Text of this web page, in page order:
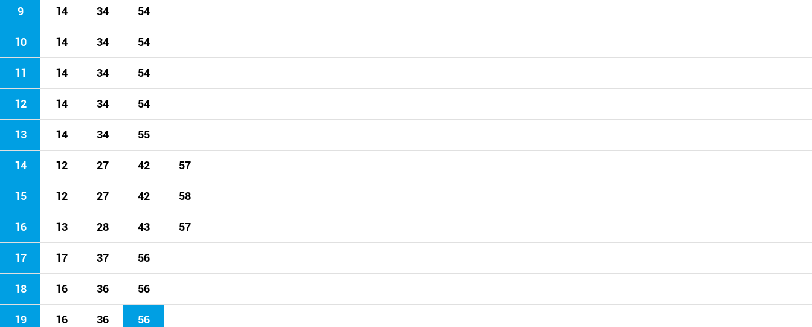
9 14 34 54
10 14 34 54
11 14 34 54
12 14 34 54
13 14 34 55
14 12 27 42 57
15 12 27 42 58
16 13 28 43 57
17 17 37 56
18 16 36 56
19 16 36 56